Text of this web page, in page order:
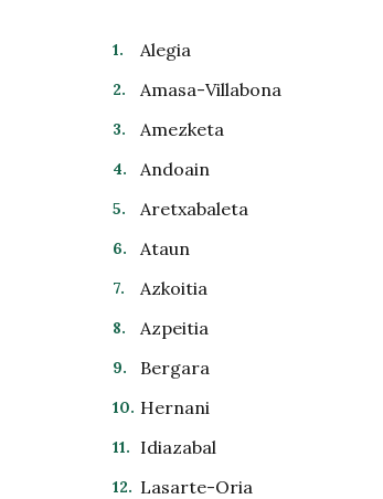
Alegia
Amasa-Villabona
Amezketa
Andoain
Aretxabaleta
Ataun
Azkoitia
Azpeitia
Bergara
Hernani
Idiazabal
Lasarte-Oria